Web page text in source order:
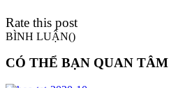
Rate this post
BÌNH LUẬN()
CÓ THỂ BẠN QUAN TÂM